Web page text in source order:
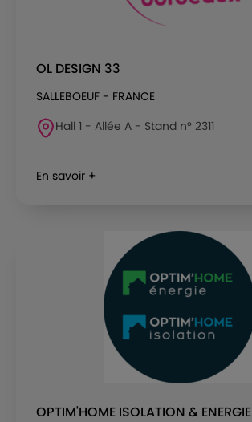
OL DESIGN 33
SALLEBOEUF - FRANCE
Hall 1 - Allée A - Stand n° 2311
En savoir +
OPTIM'HOME ISOLATION & ENERGIE